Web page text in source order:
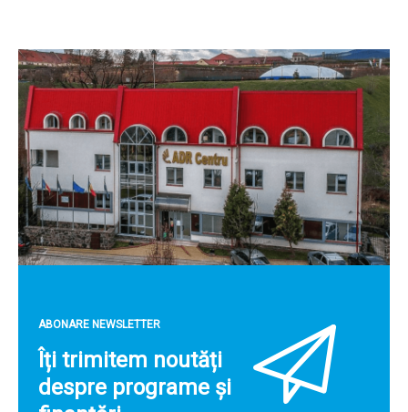
ABONARE NEWSLETTER
Îți trimitem noutăți
despre programe și